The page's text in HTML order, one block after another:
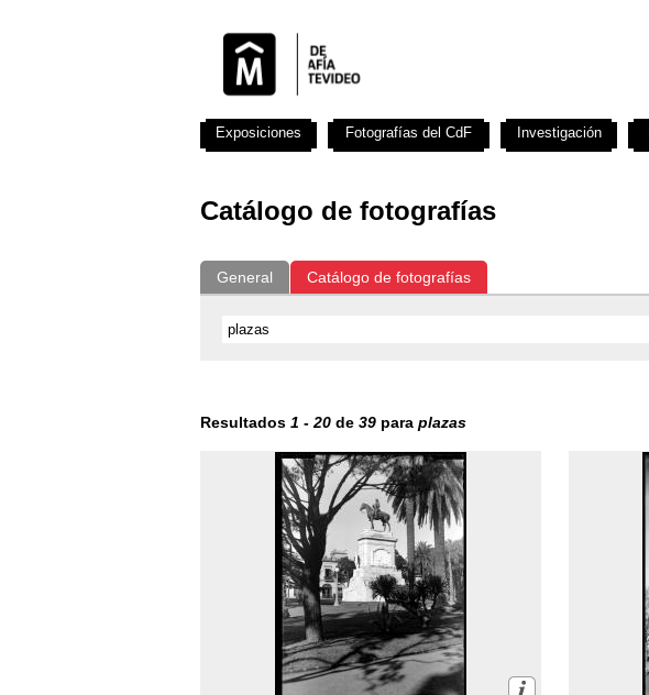
Catálogo de fotografías
General Catálogo de fotografías
Resultados 1 - 20 de 39 para plazas
Exposiciones Fotografías del CdF Investigación